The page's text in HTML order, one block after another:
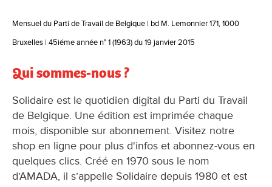
Mensuel du Parti de Travail de Belgique | bd M. Lemonnier 171, 1000
Bruxelles | 45iéme année n° 1 (1963) du 19 janvier 2015
Qui sommes-nous ?
Solidaire est le quotidien digital du Parti du Travail
de Belgique. Une édition est imprimée chaque
mois, disponible sur abonnement. Visitez notre
shop en ligne pour plus d'infos et abonnez-vous en
quelques clics. Créé en 1970 sous le nom
d’AMADA, il s’appelle Solidaire depuis 1980 et est